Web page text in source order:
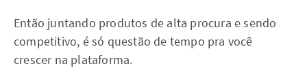
Então juntando produtos de alta procura e sendo
competitivo, é só questão de tempo pra você
crescer na plataforma.